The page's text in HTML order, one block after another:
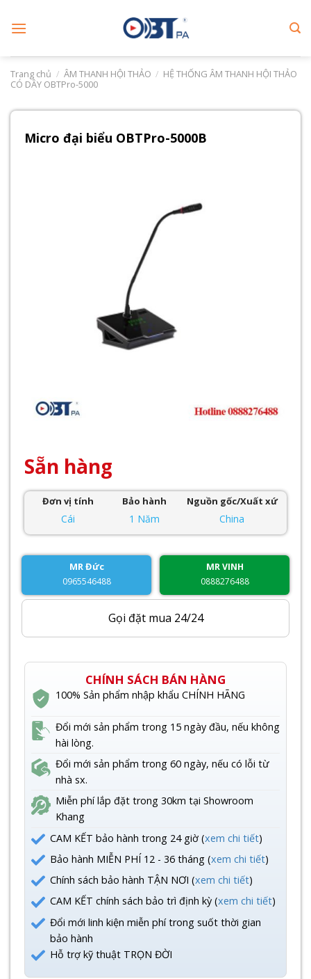
Trang chủ / ÂM THANH HỘI THẢO / HỆ THỐNG ÂM THANH HỘI THẢO
CÓ DÂY OBTPro-5000
Micro đại biểu OBTPro-5000B
Sẵn hàng
Đơn vị tính
Cái
Bảo hành
1 Năm
Nguồn gốc/Xuất xứ
China
MR Đức
0965546488
MR VINH
0888276488
Gọi đặt mua 24/24
CHÍNH SÁCH BÁN HÀNG
100% Sản phẩm nhập khẩu CHÍNH HÃNG
Đổi mới sản phẩm trong 15 ngày đầu, nếu không
hài lòng.
Đổi mới sản phẩm trong 60 ngày, nếu có lỗi từ
nhà sx.
Miễn phí lắp đặt trong 30km tại Showroom
Khang
CAM KẾT bảo hành trong 24 giờ (xem chi tiết)
Bảo hành MIỄN PHÍ 12 - 36 tháng (xem chi tiết)
Chính sách bảo hành TẬN NƠI (xem chi tiết)
CAM KẾT chính sách bảo trì định kỳ (xem chi tiết)
Đổi mới linh kiện miễn phí trong suốt thời gian
bảo hành
Hỗ trợ kỹ thuật TRỌN ĐỜI